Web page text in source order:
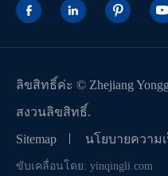
   
ลิขสิทธิ์ค่ะ © Zhejiang
สงวนลิขสิทธิ์.
Sitemap
นโยบายความ
ขับเคลื่อนโดย: yinqingli.com